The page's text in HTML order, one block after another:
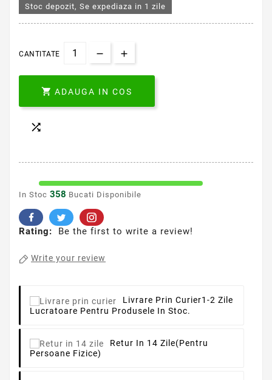
Stoc depozit, Se expediaza in 1 zile
CANTITATE
 ADAUGA IN COS

In Stoc 358 Bucati Disponibile
Rating: Be the first to write a review!
Write your review
Livrare Prin Curier1-2 Zile
Lucratoare Pentru Produsele In Stoc.
Retur In 14 Zile(pentru
Persoane Fizice)